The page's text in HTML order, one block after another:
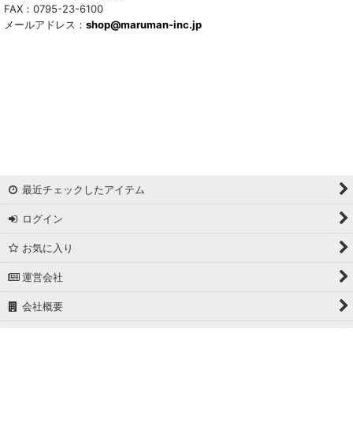
サッカー/クレープ
マドラスチェック
ドビー
撥水加工
起毛生地
FAX：0795-23-6100
メールアドレス： shop@maruman-inc.jp
最近チェックしたアイテム
ログイン
お気に入り
運営会社
会社概要